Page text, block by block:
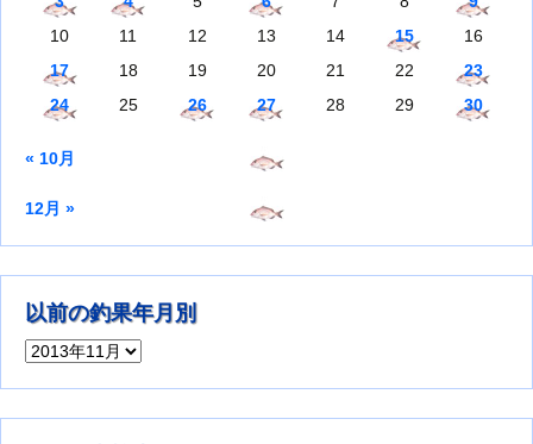
10
11 12 13 14 15
16
17
18 19 20 21 22
23
24
25 26 27 28 29 30
« 10月
12月 »
以前の釣果年月別
以前の釣果年月別